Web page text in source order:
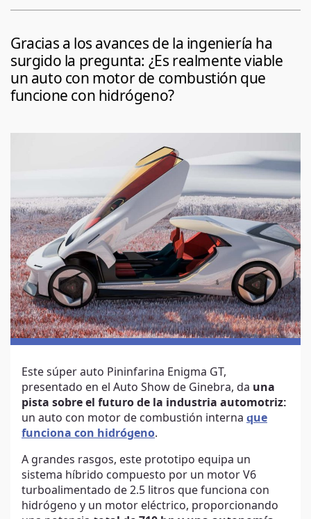
Gracias a los avances de la ingeniería ha
surgido la pregunta: ¿Es realmente viable
un auto con motor de combustión que
funcione con hidrógeno?
Este súper auto Pininfarina Enigma GT,
presentado en el Auto Show de Ginebra, da una
pista sobre el futuro de la industria automotriz:
un auto con motor de combustión interna que
funciona con hidrógeno.
A grandes rasgos, este prototipo equipa un
sistema híbrido compuesto por un motor V6
turboalimentado de 2.5 litros que funciona con
hidrógeno y un motor eléctrico, proporcionando